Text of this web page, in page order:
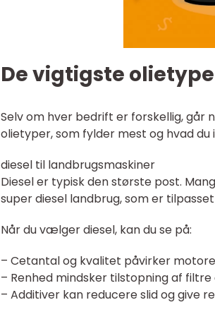
De vigtigste
Selv om hver bedrift er forskellig, går
olietyper, som fylder mest og hvad
diesel til landbrugsmaskiner
Diesel er typisk den største post.
super diesel landbrug, som er
Når du vælger diesel, kan du se på:
– Cetantal og kvalitet påvirker
– Renhed mindsker tilstopning af filtre
– Additiver kan reducere slid og give